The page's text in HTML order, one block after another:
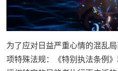
为了应对日益严重心情的混乱
项特殊法规：《特别执法条例